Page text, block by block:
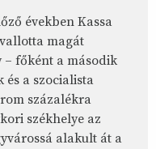
években Kassa
magát
– főként a második
a szocialista
százalékra
székhelye az
alakult át a